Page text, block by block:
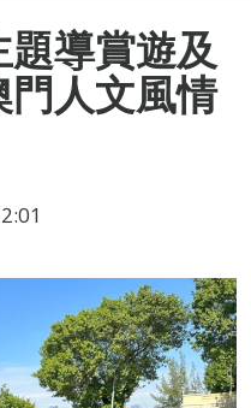
導賞遊及
人文風情